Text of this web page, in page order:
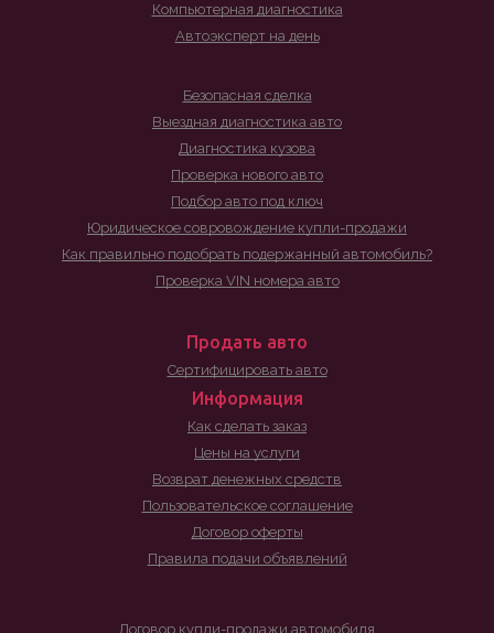
Компьютерная диагностика
Автоэксперт на день
Безопасная сделка
Выездная диагностика авто
Диагностика кузова
Проверка нового авто
Подбор авто под ключ
Юридическое совровождение купли-продажи
Как правильно подобрать подержанный автомобиль?
Проверка VIN номера авто
Продать авто
Сертифицировать авто
Информация
Как сделать заказ
Цены на услуги
Возврат денежных средств
Пользовательское соглашение
Договор оферты
Правила подачи объявлений
Договор купли-продажи автомобиля